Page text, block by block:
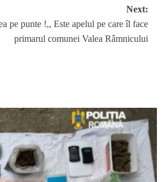
Next:
pe punte !,, Este apelul pe care îl face
primarul comunei Valea Râmnicului